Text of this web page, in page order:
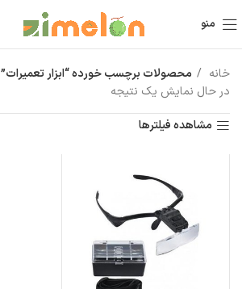
منو
خانه
محصولات برچسب خورده “ابزار تعمیرات”
در حال نمایش یک نتیجه
مشاهده فیلترها